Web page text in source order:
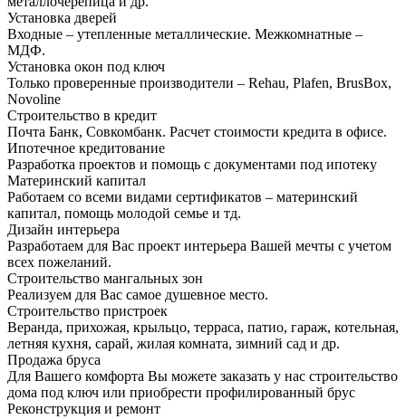
Установка дверей
Входные – утепленные металлические. Межкомнатные –
МДФ.
Установка окон под ключ
Только проверенные производители – Rehau, Plafen, BrusBox,
Novoline
Строительство в кредит
Почта Банк, Совкомбанк. Расчет стоимости кредита в офисе.
Ипотечное кредитование
Разработка проектов и помощь с документами под ипотеку
Материнский капитал
Работаем со всеми видами сертификатов – материнский
капитал, помощь молодой семье и тд.
Дизайн интерьера
Разработаем для Вас проект интерьера Вашей мечты с учетом
всех пожеланий.
Строительство мангальных зон
Реализуем для Вас самое душевное место.
Строительство пристроек
Веранда, прихожая, крыльцо, терраса, патио, гараж, котельная,
летняя кухня, сарай, жилая комната, зимний сад и др.
Продажа бруса
Для Вашего комфорта Вы можете заказать у нас строительство
дома под ключ или приобрести профилированный брус
Реконструкция и ремонт